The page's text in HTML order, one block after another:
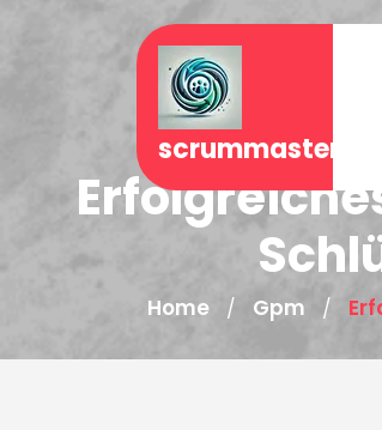
Home / Gpm /